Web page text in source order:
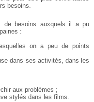
besoins.
de besoins auxquels il a pu
:
on a peu de points
dans ses activités, dans les
aux problèmes ;
stylés dans les films.